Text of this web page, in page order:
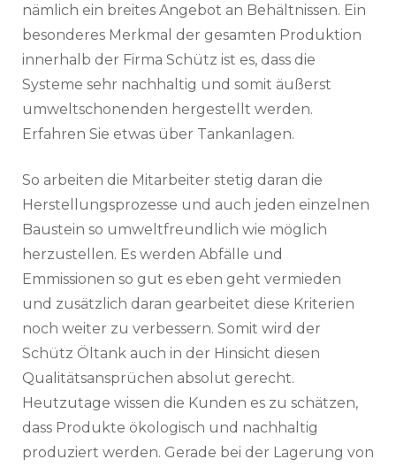
nämlich ein breites Angebot an Behältnissen. Ein
besonderes Merkmal der gesamten Produktion
innerhalb der Firma Schütz ist es, dass die
Systeme sehr nachhaltig und somit äußerst
umweltschonenden hergestellt werden.
Erfahren Sie etwas über Tankanlagen.
So arbeiten die Mitarbeiter stetig daran die
Herstellungsprozesse und auch jeden einzelnen
Baustein so umweltfreundlich wie möglich
herzustellen. Es werden Abfälle und
Emmissionen so gut es eben geht vermieden
und zusätzlich daran gearbeitet diese Kriterien
noch weiter zu verbessern. Somit wird der
Schütz Öltank auch in der Hinsicht diesen
Qualitätsansprüchen absolut gerecht.
Heutzutage wissen die Kunden es zu schätzen,
dass Produkte ökologisch und nachhaltig
produziert werden. Gerade bei der Lagerung von